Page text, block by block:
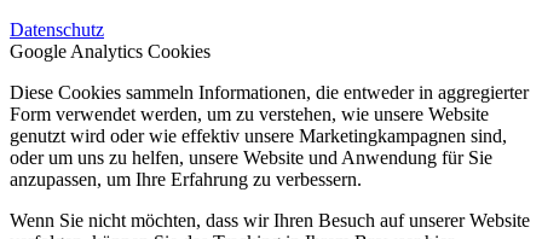
Datenschutz
Google Analytics Cookies
Diese Cookies sammeln Informationen, die entweder in aggregierter
Form verwendet werden, um zu verstehen, wie unsere Website
genutzt wird oder wie effektiv unsere Marketingkampagnen sind,
oder um uns zu helfen, unsere Website und Anwendung für Sie
anzupassen, um Ihre Erfahrung zu verbessern.
Wenn Sie nicht möchten, dass wir Ihren Besuch auf unserer Website